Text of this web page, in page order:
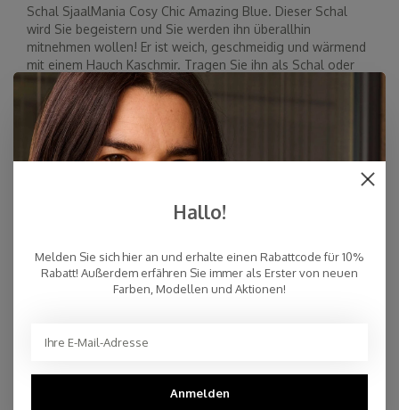
Schal SjaalMania Cosy Chic Amazing Blue. Dieser Schal
wird Sie begeistern und Sie werden ihn überallhin
mitnehmen wollen! Er ist weich, geschmeidig und wärmend
mit einem Hauch Kaschmir. Tragen Sie ihn als Schal oder
kuscheliges Tuch zu Hause, im Büro beim...
€94,95
Polyamid
Hergestellt in Europa & Mulesing-frei
Hallo!
Melden Sie sich hier an und erhalte einen Rabattcode für 10%
Rabatt! Außerdem erfähren Sie immer als Erster von neuen
Farben, Modellen und Aktionen!
Anmelden